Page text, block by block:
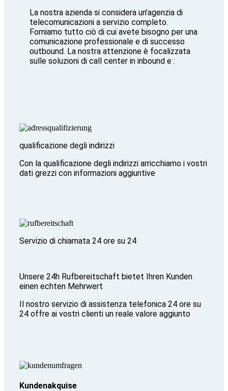
La nostra azienda si considera un’agenzia di
telecomunicazioni a servizio completo.
Forniamo tutto ciò di cui avete bisogno per una
comunicazione professionale e di successo
outbound. La nostra attenzione è focalizzata
sulle soluzioni di call center in inbound e :
qualificazione degli indirizzi
Con la qualificazione degli indirizzi arricchiamo i vostri
dati grezzi con informazioni aggiuntive
Servizio di chiamata 24 ore su 24
Unsere 24h Rufbereitschaft bietet Ihren Kunden
einen echten Mehrwert
Il nostro servizio di assistenza telefonica 24 ore su
24 offre ai vostri clienti un reale valore aggiunto
Kundenakquise